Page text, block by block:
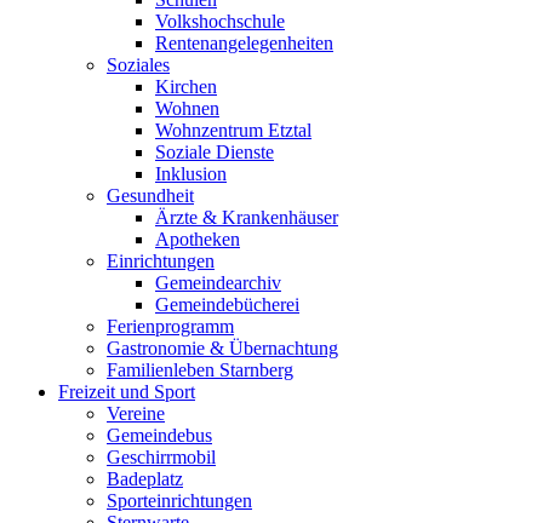
Volkshochschule
Rentenangelegenheiten
Soziales
Kirchen
Wohnen
Wohnzentrum Etztal
Soziale Dienste
Inklusion
Gesundheit
Ärzte & Krankenhäuser
Apotheken
Einrichtungen
Gemeindearchiv
Gemeindebücherei
Ferienprogramm
Gastronomie & Übernachtung
Familienleben Starnberg
Freizeit und Sport
Vereine
Gemeindebus
Geschirrmobil
Badeplatz
Sporteinrichtungen